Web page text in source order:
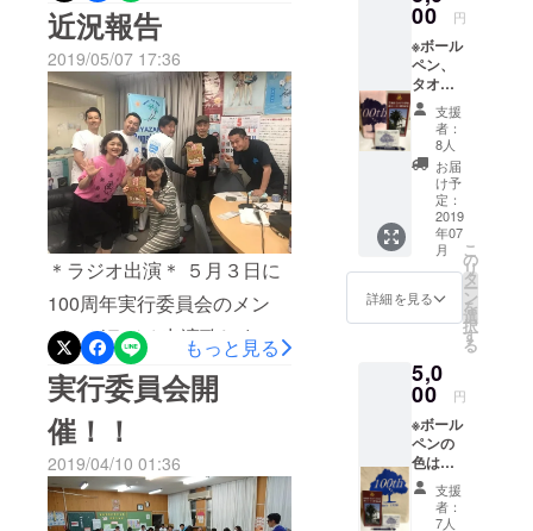
とてもうれしく思います。
最後はみなさん、笑顔で記
念品を受け取り帰られてい
きました！ *宮日日日新
聞に掲載されました とても
素晴らしい航空写真が出来
上がったのではないでしょ
うか？ あと2日！クラウド
ファンディング受付中！
facebook →
https://www.facebook.com/o
dosho100/ ｲﾝｽﾀｸﾞﾗﾑ
→
https://instagram.com/100sy
uunen?
とってもおしゃれに仕上
がってます！ ↑【缶バッ
チ・キーホルダー等】 なん
と！学校のシンボルともい
えるあこう君。 Tシャツに
なっちゃいました。！
↑【あこう君Tシャツ・おど
ノート】 全て本日、小戸小
学校にて販売いたします！
販売利益につきましては小
戸小学校創立100周年記念事
業で使わせていただきま
す！ クラウドファンディン
グと共にご支援よろしくお
願いします。 小戸小のシ
ンボル【あこう君】 校長室
ところ天気も大丈夫そうで
一安心です。 *リターン品
追加のお知らせ 先日リター
ン品が追加になりました！
要望も多かった小戸小オリ
ジナルTシャツ‼ この機会に
しか手に入らないかも？ 色
などの指定もできますので
是非よろしくお願いしま
す！ *宮崎ひなた経済新聞
5月16日の｢宮崎ひなた経済
新聞｣に、小戸小学校の久保
田剛史教頭と、航空写真の
絵図が選ばれた6年生の児童
と、6年生女子の皆さんが掲
載されました‼ 絵図が選ばれ
近況報告
2019/05/07 17:36
＊ラジオ出演＊ ５月３日に
100周年実行委員会のメン
バーがラジオ出演致しまし
た！ 100周年に向けての取
り組み、これから予定して
いるイベントの告知などを
しました！ ラジオを聞いて
いただいた方は小戸小の独
もっと見る
実行委員会開
催！！
2019/04/10 01:36
100周年記念
【スローガ
ン】
過去から未
来へ感謝の
たすきをつ
なぐ100周年
【コンセプ
ト】
史と伝統を
げる記念事
○2万人みん
なでつくる
記念事業
○3世代が関
わる記念事
ません
がクリ
アファ
イルが
含まれ
ます。
00 円
※ボール
ペン、
タオル
の色は
写真と
異なる
場合が
ござい
ます。
予めご
了承い
ただき
ますよ
うよろ
しくお
願いし
※写真に
はあり
ません
がクリ
アファ
イルが
含まれ
ます。
支援
者：
8人
お届
け予
定：
2019
年07
月
詳細を見る
こ
の
リ
タ
ー
ン
を
選
択
す
る
5,0
00 円
※ボール
ペンの
色は写
真と異
なる場
合がご
支援
者：
7人